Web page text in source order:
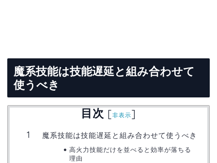
魔系技能は技能遅延と組み合わせて
使うべき
目次 [非表示]
魔系技能は技能遅延と組み合わせて使うべき
高火力技能だけを並べると効率が落ちる
理由